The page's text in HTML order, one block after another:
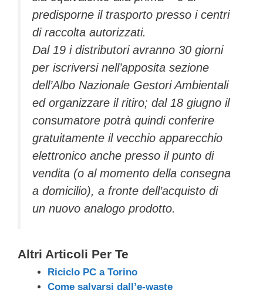
predisporne il trasporto presso i centri
di raccolta autorizzati.
Dal 19 i distributori avranno 30 giorni
per iscriversi nell’apposita sezione
dell’Albo Nazionale Gestori Ambientali
ed organizzare il ritiro; dal 18 giugno il
consumatore potrà quindi conferire
gratuitamente il vecchio apparecchio
elettronico anche presso il punto di
vendita (o al momento della consegna
a domicilio), a fronte dell’acquisto di
un nuovo analogo prodotto.
Altri Articoli Per Te
Riciclo PC a Torino
Come salvarsi dall’e-waste